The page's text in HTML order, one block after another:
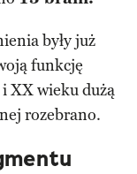
były już
funkcję
XX wieku dużą
rozebrano.